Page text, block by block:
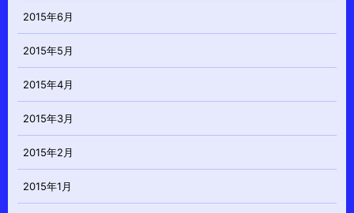
2015年6月
2015年5月
2015年4月
2015年3月
2015年2月
2015年1月